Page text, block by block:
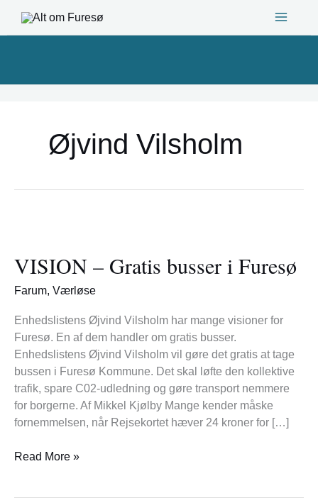
Øjvind Vilsholm
VISION – Gratis busser i Furesø
Farum, Værløse
Enhedslistens Øjvind Vilsholm har mange visioner for
Furesø. En af dem handler om gratis busser.
Enhedslistens Øjvind Vilsholm vil gøre det gratis at tage
bussen i Furesø Kommune. Det skal løfte den kollektive
trafik, spare C02-udledning og gøre transport nemmere
for borgerne. Af Mikkel Kjølby Mange kender måske
fornemmelsen, når Rejsekortet hæver 24 kroner for […]
Gratis
busser
i
Read More »